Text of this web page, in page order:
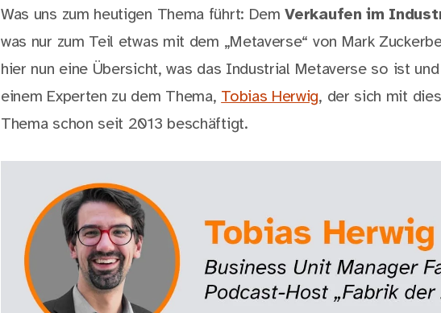
Was uns zum heutigen Thema führt: DemVerkaufen im
was nur zum Teil etwas mit dem „Metaverse“ von Mark
hier nun eine Übersicht, was das Industrial Metaverse so ist
einem Experten zu dem Thema, Tobias Herwig, der sich mit
Thema schon seit 2013 beschäftigt.